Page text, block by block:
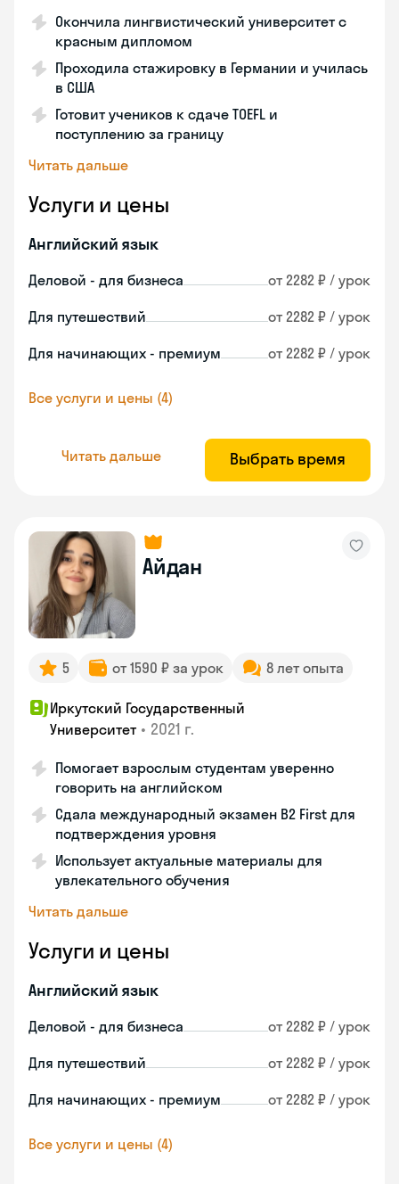
Окончила лингвистический университет с
красным дипломом
Проходила стажировку в Германии и училась
в США
Готовит учеников к сдаче TOEFL и
поступлению за границу
Читать дальше
Услуги и цены
Английский язык
Деловой - для бизнеса от 2282 ₽ / урок
Для путешествий от 2282 ₽ / урок
Для начинающих - премиум от 2282 ₽ / урок
Все услуги и цены (4)
Читать дальше Выбрать время
Айдан
5 от 1590 ₽ за урок 8 лет опыта
Иркутский Государственный
Университет • 2021 г.
Помогает взрослым студентам уверенно
говорить на английском
Сдала международный экзамен B2 First для
подтверждения уровня
Использует актуальные материалы для
увлекательного обучения
Читать дальше
Услуги и цены
Английский язык
Деловой - для бизнеса от 2282 ₽ / урок
Для путешествий от 2282 ₽ / урок
Для начинающих - премиум от 2282 ₽ / урок
Все услуги и цены (4)